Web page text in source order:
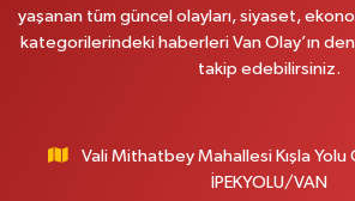
yaşanan tüm güncel olayları, siyaset,
kategorilerindeki haberleri Van Olay’ın
takip edebilirsiniz.
Vali Mithatbey Mahallesi Kışla
İPEKYOLU/VAN